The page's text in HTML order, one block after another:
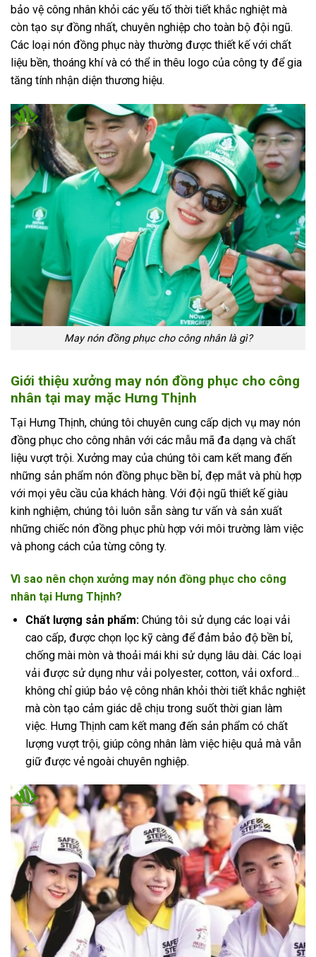
bảo vệ công nhân khỏi các yếu tố thời tiết khắc nghiệt mà
còn tạo sự đồng nhất, chuyên nghiệp cho toàn bộ đội ngũ.
Các loại nón đồng phục này thường được thiết kế với chất
liệu bền, thoáng khí và có thể in thêu logo của công ty để gia
tăng tính nhận diện thương hiệu.
May nón đồng phục cho công nhân là gì?
Giới thiệu xưởng may nón đồng phục cho công
nhân tại may mặc Hưng Thịnh
Tại Hưng Thịnh, chúng tôi chuyên cung cấp dịch vụ may nón
đồng phục cho công nhân với các mẫu mã đa dạng và chất
liệu vượt trội. Xưởng may của chúng tôi cam kết mang đến
những sản phẩm nón đồng phục bền bỉ, đẹp mắt và phù hợp
với mọi yêu cầu của khách hàng. Với đội ngũ thiết kế giàu
kinh nghiệm, chúng tôi luôn sẵn sàng tư vấn và sản xuất
những chiếc nón đồng phục phù hợp với môi trường làm việc
và phong cách của từng công ty.
Vì sao nên chọn xưởng may nón đồng phục cho công
nhân tại Hưng Thịnh?
Chất lượng sản phẩm:Chúng tôi sử dụng các loại vải
cao cấp, được chọn lọc kỹ càng để đảm bảo độ bền bỉ,
chống mài mòn và thoải mái khi sử dụng lâu dài. Các loại
vải được sử dụng như vải polyester, cotton, vải oxford…
không chỉ giúp bảo vệ công nhân khỏi thời tiết khắc nghiệt
mà còn tạo cảm giác dễ chịu trong suốt thời gian làm
việc. Hưng Thịnh cam kết mang đến sản phẩm có chất
lượng vượt trội, giúp công nhân làm việc hiệu quả mà vẫn
giữ được vẻ ngoài chuyên nghiệp.